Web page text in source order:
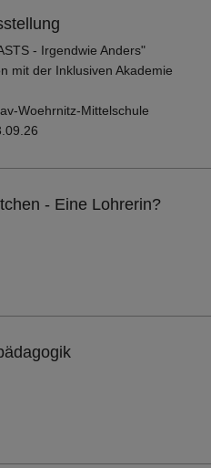
- Irgendwie Anders"
mit der Inklusiven Akademie
Woehrnitz-Mittelschule
- Eine Lohrerin?